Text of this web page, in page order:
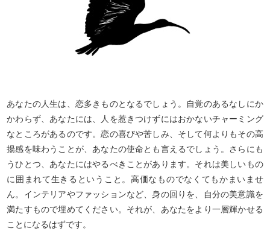
あなたの人生は、恋多きものとなるでしょう。自覚のあるなしにか
かわらず、あなたには、人を惹きつけずにはおかないチャーミング
なところがあるのです。恋の喜びや苦しみ、そして何よりもその高
揚感を味わうことが、あなたの使命とも言えるでしょう。さらにも
うひとつ、あなたにはやるべきことがあります。それは美しいもの
に囲まれて生きるということ。高価なものでなくてもかまいませ
ん。インテリアやファッションなど、身の回りを、自分の美意識を
満たすもので埋めてください。それが、あなたをより一層輝かせる
ことになるはずです。